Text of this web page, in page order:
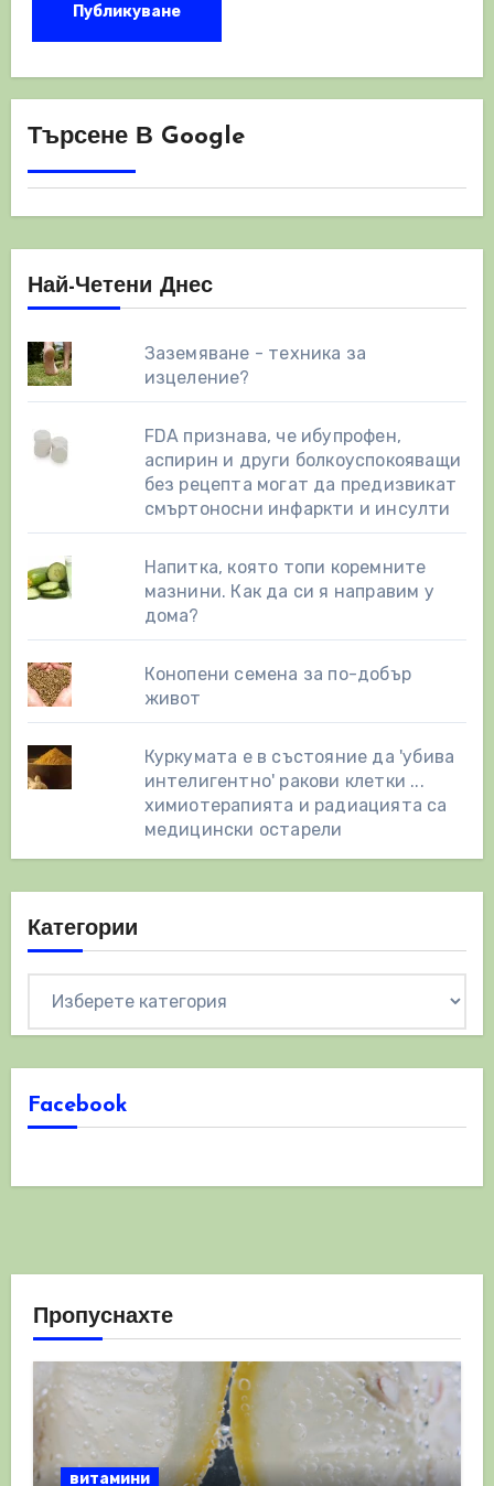
Търсене В Google
Най-Четени Днес
Заземяване - техника за
изцеление?
FDA признава, че ибупрофен,
аспирин и други болкоуспокояващи
без рецепта могат да предизвикат
смъртоносни инфаркти и инсулти
Напитка, която топи коремните
мазнини. Как да си я направим у
дома?
Конопени семена за по-добър
живот
Куркумата е в състояние да 'убива
интелигентно' ракови клетки ...
химиотерапията и радиацията са
медицински остарели
Категории
Facebook
Пропуснахте
витамини